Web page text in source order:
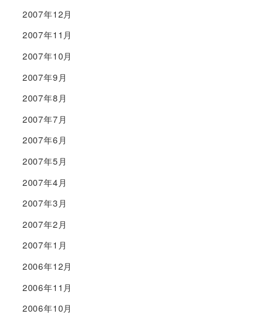
2007年12月
2007年11月
2007年10月
2007年9月
2007年8月
2007年7月
2007年6月
2007年5月
2007年4月
2007年3月
2007年2月
2007年1月
2006年12月
2006年11月
2006年10月